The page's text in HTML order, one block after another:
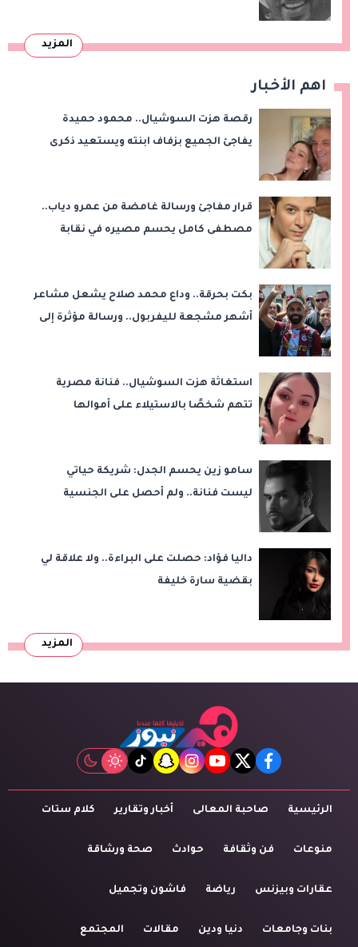
المزيد
اهم الأخبار
رقصة هزت السوشيال.. محمود حميدة
يفاجئ الجميع بزفاف ابنته ويستعيد ذكرى
قرار مفاجئ ورسالة غامضة من عمرو دياب..
مصطفى كامل يحسم مصيره في نقابة
بكت بحرقة.. وداع محمد صلاح يشعل مشاعر
أشهر مشجعة لليفربول.. ورسالة مؤثرة إلى
استغاثة هزت السوشيال.. فنانة مصرية
تتهم شخصًا بالاستيلاء على أموالها
سامو زين يحسم الجدل: شريكة حياتي
ليست فنانة.. ولم أحصل على الجنسية
داليا فؤاد: حصلت على البراءة.. ولا علاقة لي
بقضية سارة خليفة
المزيد
facebook
twitter
youtube
instagram
snapchat
tiktok
الرئيسية صاحبة المعالى أخبار وتقارير كلام ستات
منوعات فن وثقافة حوادث صحة ورشاقة
عقارات وبيزنس رياضة فاشون وتجميل
بنات وجامعات دنيا ودين مقالات المجتمع